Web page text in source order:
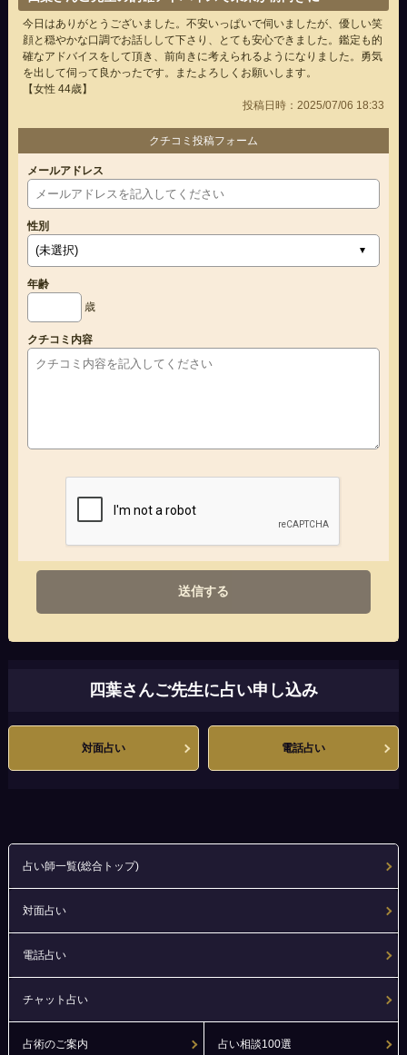
今日はありがとうございました。不安いっぱいで伺いましたが、優しい笑
顔と穏やかな口調でお話しして下さり、とても安心できました。鑑定も的
確なアドバイスをして頂き、前向きに考えられるようになりました。勇気
を出して伺って良かったです。またよろしくお願いします。
【女性 44歳】
投稿日時：2025/07/06 18:33
クチコミ投稿フォーム
メールアドレス
性別
年齢
歳
クチコミ内容
送信する
四葉さんご先生に占い申し込み
対面占い 電話占い
占い師一覧(総合トップ)
対面占い
電話占い
チャット占い
占術のご案内 占い相談100選